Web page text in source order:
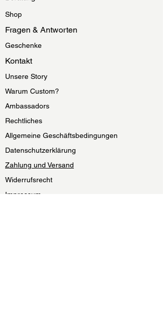
Shop
Fragen & Antworten
Geschenke
Kontakt
Unsere Story
Warum Custom?
Ambassadors
Rechtliches
Allgemeine Geschäftsbedingungen
Datenschutzerklärung
Zahlung und Versand
Widerrufsrecht
Impressum